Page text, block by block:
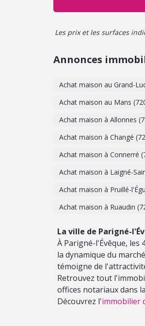
Les prix et les surfaces
Annonces
Achat maison au Grand-
Achat maison au Mans
Achat maison à Allonnes
Achat maison à Changé
Achat maison à Connerré
Achat maison à Laigné-
Achat maison à Pruillé-
Achat maison à Ruaudin
La ville de Parigné-
À Parigné-l'Évêque,
la dynamique du
témoigne de
Retrouvez tout
offices notariaux dans
Découvrez l'immobilier